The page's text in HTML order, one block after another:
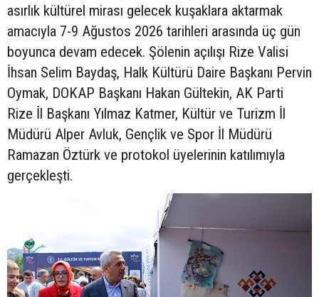
asırlık kültürel mirası gelecek kuşaklara aktarmak
amacıyla 7-9 Ağustos 2026 tarihleri arasında üç gün
boyunca devam edecek. Şölenin açılışı Rize Valisi
İhsan Selim Baydaş, Halk Kültürü Daire Başkanı Pervin
Oymak, DOKAP Başkanı Hakan Gültekin, AK Parti
Rize İl Başkanı Yılmaz Katmer, Kültür ve Turizm İl
Müdürü Alper Avluk, Gençlik ve Spor İl Müdürü
Ramazan Öztürk ve protokol üyelerinin katılımıyla
gerçekleşti.